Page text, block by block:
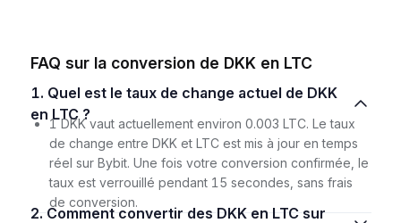
FAQ sur la conversion de DKK en LTC
1. Quel est le taux de change actuel de DKK
en LTC ?
1 DKK vaut actuellement environ 0.003 LTC. Le taux
de change entre DKK et LTC est mis à jour en temps
réel sur Bybit. Une fois votre conversion confirmée, le
taux est verrouillé pendant 15 secondes, sans frais
de conversion.
2. Comment convertir des DKK en LTC sur